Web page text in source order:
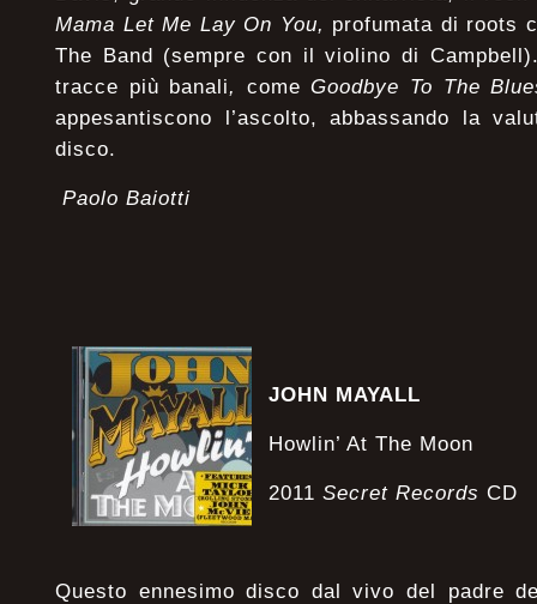
Mama Let Me Lay On You, profumata di roots
The Band (sempre con il violino di
tracce più banali, come Goodbye To The
appesantiscono l’ascolto, abbassando la
disco.
Paolo Baiotti
JOHN MAYALL
Howlin’ At The Moon
2011 Secret Records CD
Questo ennesimo disco dal vivo del padre